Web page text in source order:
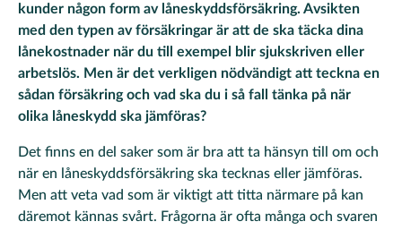
kunder någon form av låneskyddsförsäkring. Avsikten
med den typen av försäkringar är att de ska täcka dina
lånekostnader när du till exempel blir sjukskriven eller
arbetslös. Men är det verkligen nödvändigt att teckna en
sådan försäkring och vad ska du i så fall tänka på när
olika låneskydd ska jämföras?
Det finns en del saker som är bra att ta hänsyn till om och
när en låneskyddsförsäkring ska tecknas eller jämföras.
Men att veta vad som är viktigt att titta närmare på kan
däremot kännas svårt. Frågorna är ofta många och svaren